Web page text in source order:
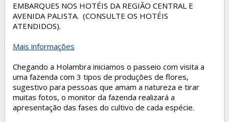
EMBARQUES NOS HOTÉIS DA REGIÃO CENTRAL E
AVENIDA PALISTA. (CONSULTE OS HOTÉIS
ATENDIDOS).
Mais informações
Chegando a Holambra iniciamos o passeio com visita a
uma fazenda com 3 tipos de produções de flores,
sugestivo para pessoas que amam a natureza e tirar
muitas fotos, o monitor da fazenda realizará a
apresentação das fases do cultivo de cada espécie.